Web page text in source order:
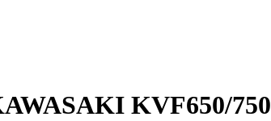
KVF650/750